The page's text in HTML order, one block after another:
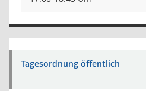
Tagesordnung öffentlich